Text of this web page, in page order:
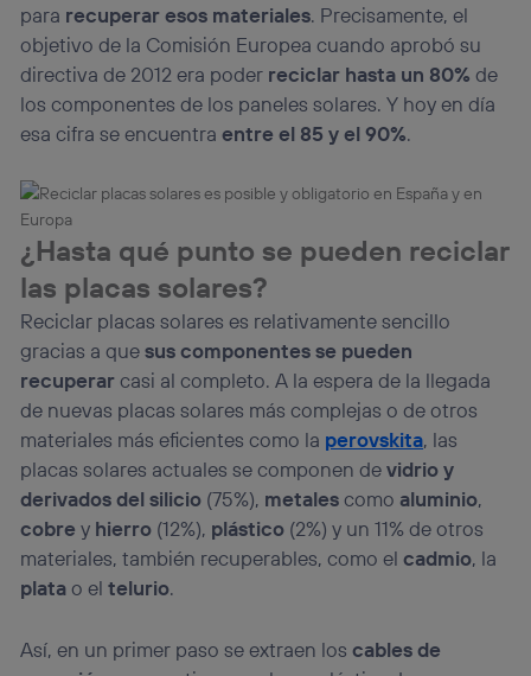
para recuperar esos materiales. Precisamente, el
objetivo de la Comisión Europea cuando aprobó su
directiva de 2012 era poder reciclar hasta un 80% de
los componentes de los paneles solares. Y hoy en día
esa cifra se encuentraentre el 85 y el 90%.
¿Hasta qué punto se pueden reciclar
las placas solares?
Reciclar placas solares es relativamente sencillo
gracias a quesus componentes se pueden
recuperarcasi al completo. A la espera de la llegada
de nuevas placas solares más complejas o de otros
materiales más eficientes como la perovskita, las
placas solares actuales se componen devidrio y
derivados del silicio (75%), metalescomo aluminio,
cobre y hierro (12%), plástico (2%) y un 11% de otros
materiales, también recuperables, como elcadmio, la
platao eltelurio.
Así, en un primer paso se extraen loscables de